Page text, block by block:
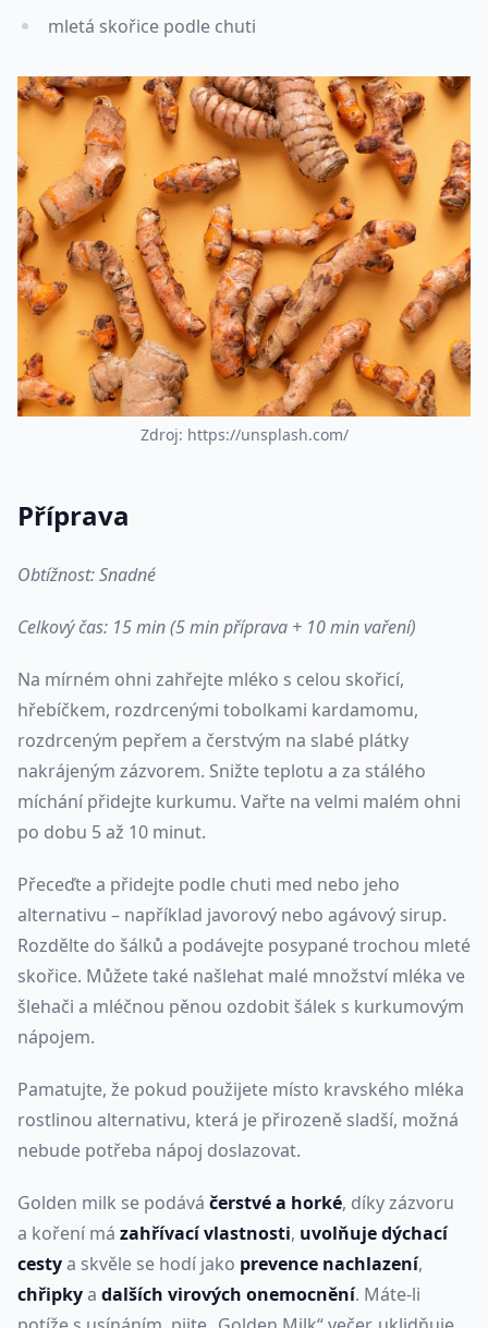
mletá skořice podle chuti
Zdroj: https://unsplash.com/
Příprava
Obtížnost: Snadné
Celkový čas: 15 min (5 min příprava + 10 min vaření)
Na mírném ohni zahřejte mléko s celou skořicí,
hřebíčkem, rozdrcenými tobolkami kardamomu,
rozdrceným pepřem a čerstvým na slabé plátky
nakrájeným zázvorem. Snižte teplotu a za stálého
míchání přidejte kurkumu. Vařte na velmi malém ohni
po dobu 5 až 10 minut.
Přeceďte a přidejte podle chuti med nebo jeho
alternativu – například javorový nebo agávový sirup.
Rozdělte do šálků a podávejte posypané trochou mleté
​​skořice. Můžete také našlehat malé množství mléka ve
šlehači a mléčnou pěnou ozdobit šálek s kurkumovým
nápojem.
Pamatujte, že pokud použijete místo kravského mléka
rostlinou alternativu, která je přirozeně sladší, možná
nebude potřeba nápoj doslazovat.
Golden milk se podává čerstvé a horké, díky zázvoru
a koření má zahřívací vlastnosti, uvolňuje dýchací
cestya skvěle se hodí jako prevence nachlazení,
chřipkya dalších virových onemocnění. Máte-li